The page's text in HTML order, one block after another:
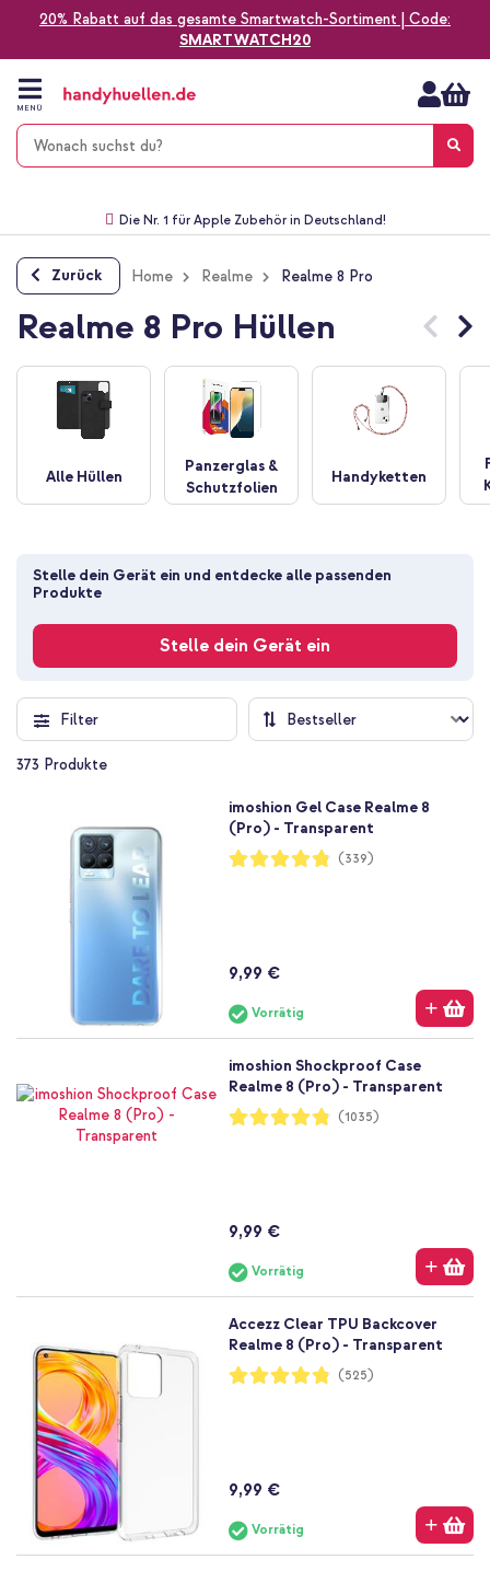
20% Rabatt auf das gesamte Smartwatch-Sortiment | Code:
SMARTWATCH20
Zum
Inhalt
springen
MENÜ
Die Nr. 1 für Apple Zubehör in Deutschland!
Zurück Home Realme Realme 8 Pro
Realme 8 Pro Hüllen
Alle Hüllen
Panzerglas &
Schutzfolien
Handyketten
Stelle dein Gerät ein und entdecke alle passenden
Produkte
Stelle dein Gerät ein
Filter
373 Produkte
imoshion Gel Case Realme 8
(Pro) - Transparent
Bewertung:
96%
(339)
9,99 €
Vorrätig
imoshion Shockproof Case
Realme 8 (Pro) - Transparent
Bewertung:
96%
(1035)
9,99 €
Vorrätig
Accezz Clear TPU Backcover
Realme 8 (Pro) - Transparent
Bewertung:
96%
(525)
9,99 €
Vorrätig